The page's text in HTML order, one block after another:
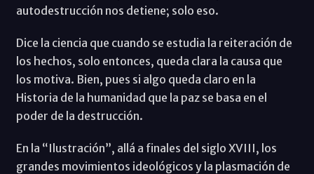
autodestrucción nos detiene; solo eso.
Dice la ciencia que cuando se estudia la reiteración de
los hechos, solo entonces, queda clara la causa que
los motiva. Bien, pues si algo queda claro en la
Historia de la humanidad que la paz se basa en el
poder de la destrucción.
En la “Ilustración”, allá a finales del siglo XVIII, los
grandes movimientos ideológicos y la plasmación de